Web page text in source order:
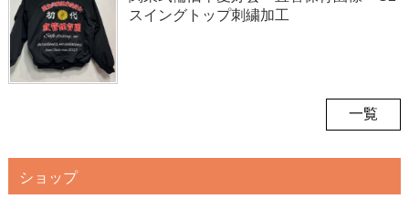
スイングトップ刺繍加工
一覧
ショップ